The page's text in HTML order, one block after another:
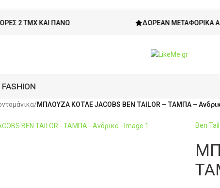
ΤΜΧ ΚΑΙ ΠΆΝΩ ΔΩΡΕΆΝ ΜΕΤΑΦΟΡΙΚΆ ΆΝΩ
FASHION
/ΜΠΛΟΥΖΑ ΚΟΤΛΕ JACOBS BEN TAILOR – ΤΑΜΠΑ –
Ben